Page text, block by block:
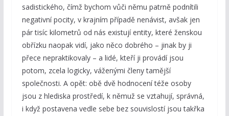
sadistického, čímž bychom vůči němu patrně podnítili
negativní pocity, v krajním případě nenávist, avšak jen
pár tisíc kilometrů od nás existují entity, které ženskou
obřízku naopak vidí, jako něco dobrého – jinak by ji
přece nepraktikovaly – a lidé, kteří ji provádí jsou
potom, zcela logicky, váženými členy tamější
společnosti. A opět: obě dvě hodnocení téže osoby
jsou z hlediska prostředí, k němuž se vztahují, správná,
i když postavena vedle sebe bez souvislostí jsou takřka